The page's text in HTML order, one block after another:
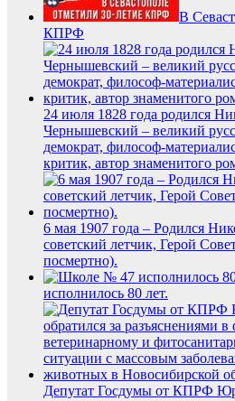
В
КПРФ
24 июля 1828 года родился
Чернышевский – великий
демократ, философ-
критик, автор знаменитого
6 мая 1907 года – Родился
советский летчик, Герой
посмертно).
исполнилось 80 лет.
Депутат Госдумы от КПРФ